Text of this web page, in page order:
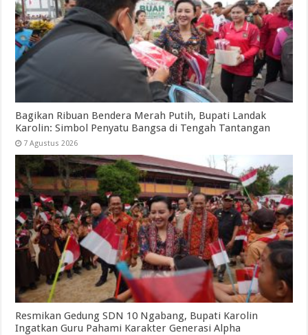
Bagikan Ribuan Bendera Merah Putih, Bupati Landak
Karolin: Simbol Penyatu Bangsa di Tengah Tantangan
7 Agustus 2026
Resmikan Gedung SDN 10 Ngabang, Bupati Karolin
Ingatkan Guru Pahami Karakter Generasi Alpha